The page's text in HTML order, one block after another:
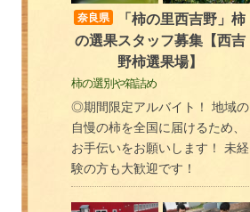
奈良県
「柿の里西吉野」柿
の選果スタッフ募集【西吉
野柿選果場】
柿の選別や箱詰め
◎期間限定アルバイト！ 地域の
自慢の柿を全国に届けるため、
お手伝いをお願いします！ 未経
験の方も大歓迎です！